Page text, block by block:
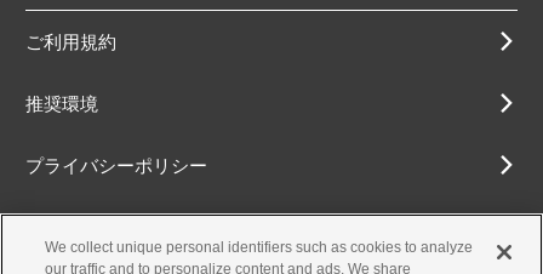
ご利用規約
推奨環境
プライバシーポリシー
We collect unique personal identifiers such as cookies to analyze
our traffic and to personalize content and ads. We share